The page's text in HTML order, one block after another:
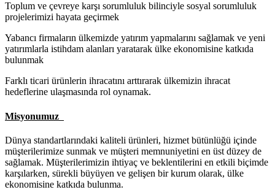
Toplum ve çevreye karşı sorumluluk bilinciyle sosyal sorumluluk
projelerimizi hayata geçirmek
Yabancı firmaların ülkemizde yatırım yapmalarını sağlamak ve yeni
yatırımlarla istihdam alanları yaratarak ülke ekonomisine katkıda
bulunmak
Farklı ticari ürünlerin ihracatını arttırarak ülkemizin ihracat
hedeflerine ulaşmasında rol oynamak.
Misyonumuz
Dünya standartlarındaki kaliteli ürünleri, hizmet bütünlüğü içinde
müşterilerimize sunmak ve müşteri memnuniyetini en üst düzey de
sağlamak. Müşterilerimizin ihtiyaç ve beklentilerini en etkili biçimde
karşılarken, sürekli büyüyen ve gelişen bir kurum olarak, ülke
ekonomisine katkıda bulunma.